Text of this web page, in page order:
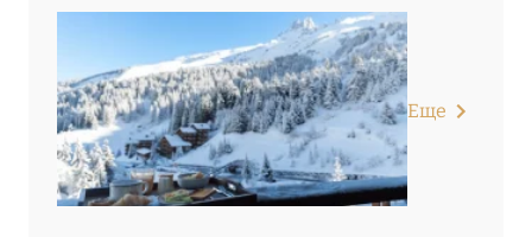
Le Chabichou
Le Coucou Méribel
Le Fitz Roy
Le Grand Hôtel Courchevel 1850
Le K2 Altitude
Еще